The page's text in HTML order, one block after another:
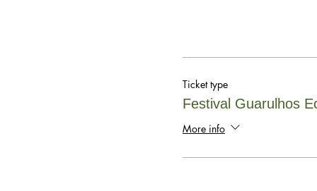
Ticket type
Festival Guarulhos
More info